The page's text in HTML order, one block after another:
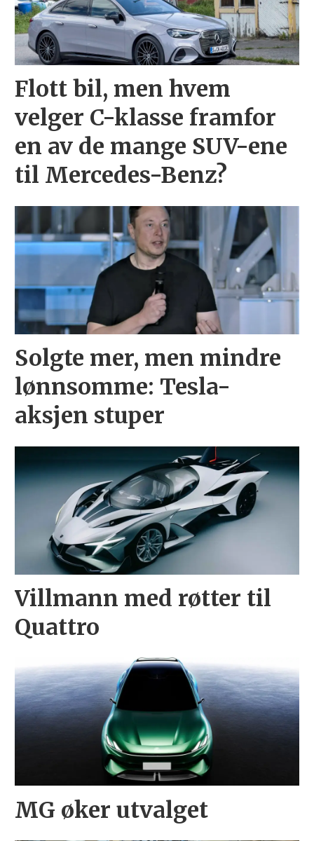
Flott bil, men hvem
velger C-klasse framfor
en av de mange SUV-ene
til Mercedes-Benz?
Solgte mer, men mindre
lønnsomme: Tesla-
aksjen stuper
Villmann med røtter til
Quattro
MG øker utvalget